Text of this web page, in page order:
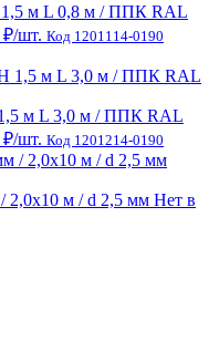
1,5 м L 0,8 м / ППК RAL
₽/шт. Код 1201114-0190
м L 3,0 м / ППК RAL
₽/шт. Код 1201214-0190
2,0х10 м / d 2,5 мм Нет в